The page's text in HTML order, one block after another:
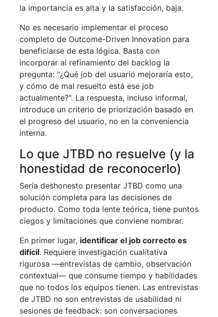
la importancia es alta y la satisfacción, baja.
No es necesario implementar el proceso
completo de Outcome-Driven Innovation para
beneficiarse de esta lógica. Basta con
incorporar al refinamiento del backlog la
pregunta: "¿Qué job del usuario mejoraría esto,
y cómo de mal resuelto está ese job
actualmente?". La respuesta, incluso informal,
introduce un criterio de priorización basado en
el progreso del usuario, no en la conveniencia
interna.
Lo que JTBD no resuelve (y la
honestidad de reconocerlo)
Sería deshonesto presentar JTBD como una
solución completa para las decisiones de
producto. Como toda lente teórica, tiene puntos
ciegos y limitaciones que conviene nombrar.
En primer lugar, identificar el job correcto es
difícil. Requiere investigación cualitativa
rigurosa —entrevistas de cambio, observación
contextual— que consume tiempo y habilidades
que no todos los equipos tienen. Las entrevistas
de JTBD no son entrevistas de usabilidad ni
sesiones de feedback: son conversaciones